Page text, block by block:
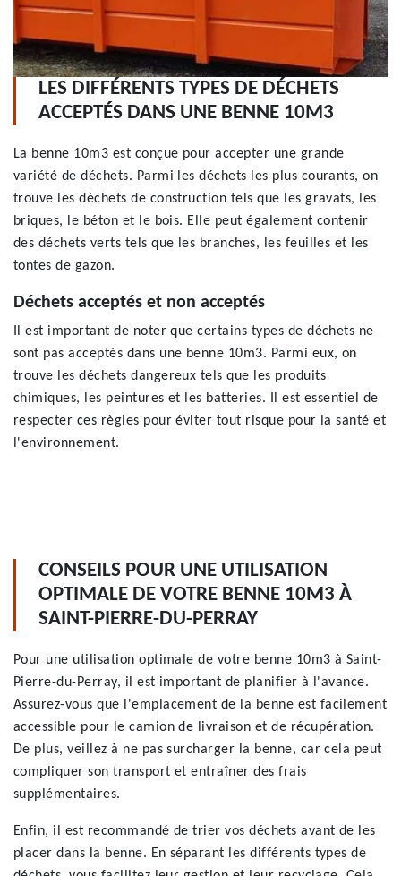
LES DIFFÉRENTS TYPES DE DÉCHETS
ACCEPTÉS DANS UNE BENNE 10M3
La benne 10m3 est conçue pour accepter une grande
variété de déchets. Parmi les déchets les plus courants, on
trouve les déchets de construction tels que les gravats, les
briques, le béton et le bois. Elle peut également contenir
des déchets verts tels que les branches, les feuilles et les
tontes de gazon.
Déchets acceptés et non acceptés
Il est important de noter que certains types de déchets ne
sont pas acceptés dans une benne 10m3. Parmi eux, on
trouve les déchets dangereux tels que les produits
chimiques, les peintures et les batteries. Il est essentiel de
respecter ces règles pour éviter tout risque pour la santé et
l'environnement.
CONSEILS POUR UNE UTILISATION
OPTIMALE DE VOTRE BENNE 10M3 À
SAINT-PIERRE-DU-PERRAY
Pour une utilisation optimale de votre benne 10m3 à Saint-
Pierre-du-Perray, il est important de planifier à l'avance.
Assurez-vous que l'emplacement de la benne est facilement
accessible pour le camion de livraison et de récupération.
De plus, veillez à ne pas surcharger la benne, car cela peut
compliquer son transport et entraîner des frais
supplémentaires.
Enfin, il est recommandé de trier vos déchets avant de les
placer dans la benne. En séparant les différents types de